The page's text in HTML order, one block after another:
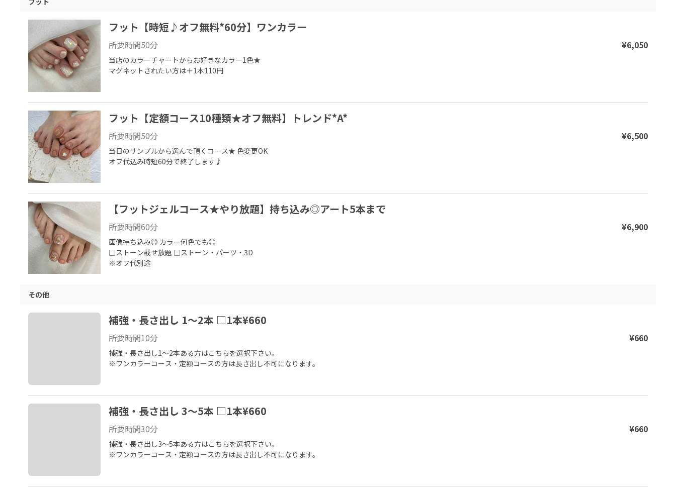
フット【時短♪オフ無料*60分】ワンカラー
所要時間50分 ¥6,050
当店のカラーチャートからお好きなカラー1色★
マグネットされたい方は＋1本110円
フット【定額コース10種類★オフ無料】トレンド*A*
所要時間50分 ¥6,500
当日のサンプルから選んで頂くコース★ 色変更OK
オフ代込み時短60分で終了します♪
【フットジェルコース★やり放題】持ち込み◎アート5本まで
所要時間60分 ¥6,900
画像持ち込み◎ カラー何色でも◎
□ストーン載せ放題 □ストーン・パーツ・3D
※オフ代別途
その他
補強・長さ出し 1～2本 □1本¥660
所要時間10分 ¥660
補強・長さ出し1～2本ある方はこちらを選択下さい。
※ワンカラーコース・定額コースの方は長さ出し不可になります。
補強・長さ出し 3～5本 □1本¥660
所要時間30分 ¥660
補強・長さ出し3～5本ある方はこちらを選択下さい。
※ワンカラーコース・定額コースの方は長さ出し不可になります。